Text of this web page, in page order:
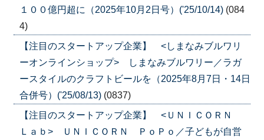
１００億円超に（2025年10月2日号）('25/10/14) (084
4)
【注目のスタートアップ企業】 <しまなみブルワリ
ーオンラインショップ> しまなみブルワリー／ラガ
ースタイルのクラフトビールを（2025年8月7日・14日
合併号）('25/08/13) (0837)
【注目のスタートアップ企業】 <ＵＮＩＣＯＲＮ
Ｌａｂ> ＵＮＩＣＯＲＮ ＰｏＰｏ／子どもが自営